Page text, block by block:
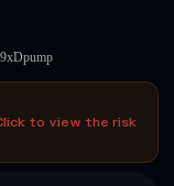
to view the risk